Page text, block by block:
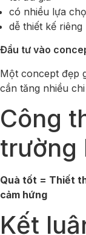
có nhiều lựa
dễ thiết kế riêng
Đầu tư vào
Một concept đẹp
cần tăng nhiều
Công
trường
Quà tốt = Thiết
cảm hứng
Kết